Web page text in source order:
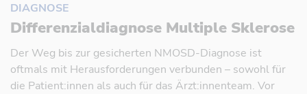
DIAGNOSE
Differenzialdiagnose Multiple Sklerose
Der Weg bis zur gesicherten NMOSD-Diagnose ist
oftmals mit Herausforderungen verbunden – sowohl für
die Patient:innen als auch für das Ärzt:innenteam. Vor